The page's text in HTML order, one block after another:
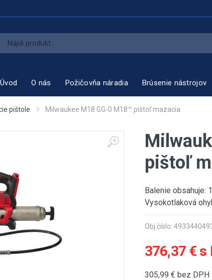
Úvod O nás Požičovňa náradia Brúsenie nástrojov
pištole Milwaukee M18 GG-0 M18™ pištoľ mazacia
pištoľ
Balenie obsahuje:
Vysokotlaková
Obj.číslo:
376,37 € s
305,99 € bez DPH